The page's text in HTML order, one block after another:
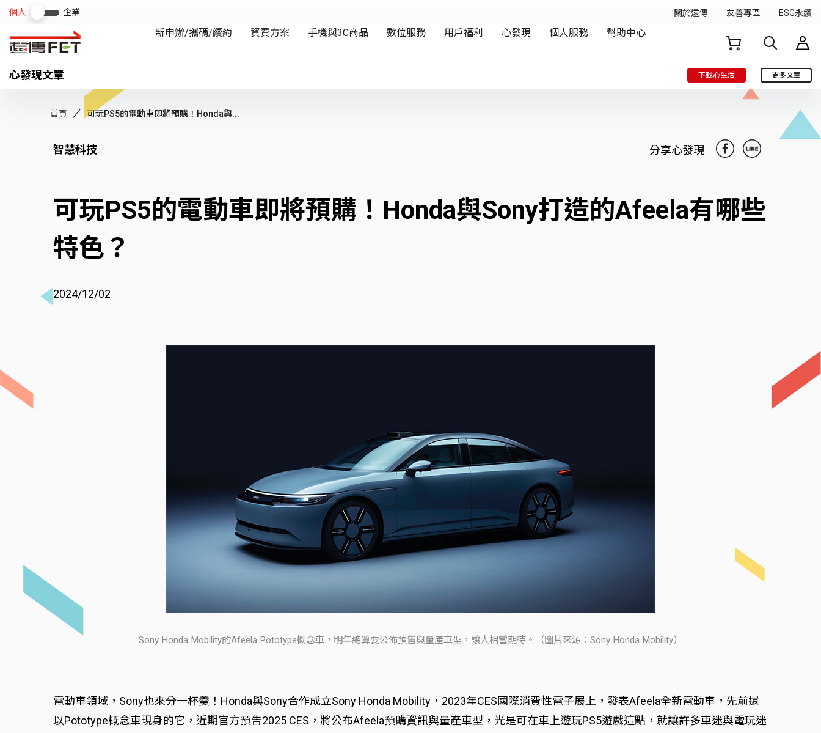
心發現文章 下載心生活 更多文章
首頁 可玩PS5的電動車即將預購！Honda與...
智慧科技 分享心發現
可玩PS5的電動車即將預購！Honda與Sony打造的Afeela有哪些
特色？
2024/12/02
Sony Honda Mobility的Afeela Pototype概念車，明年總算要公佈預售與量產車型，讓人相當期待。（圖片來源：Sony Honda Mobility）
電動車領域，Sony也來分一杯羹！Honda與Sony合作成立Sony Honda Mobility，2023年CES國際消費性電子展上，發表Afeela全新電動車，先前還
以Pototype概念車現身的它，近期官方預告2025 CES，將公布Afeela預購資訊與量產車型，光是可在車上遊玩PS5遊戲這點，就讓許多車迷與電玩迷